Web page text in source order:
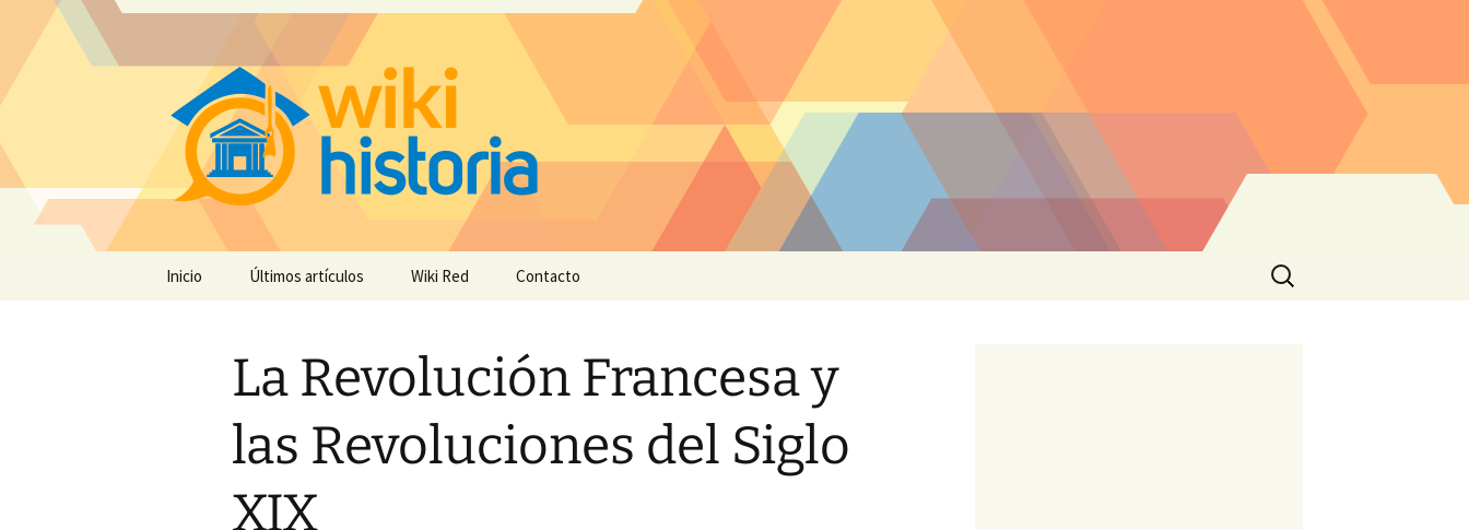
Inicio Últimos artículos Wiki Red Contacto
Buscar:
La Revolución Francesa y
las Revoluciones del Siglo
XIX